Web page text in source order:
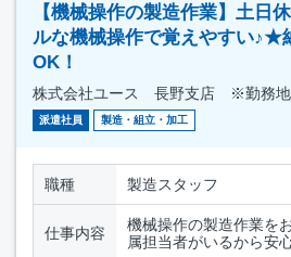
【機械操作の製造作業】土日
ルな機械操作で覚えやすい♪★
OK！
株式会社ユース 長野支店 ※勤務地
派遣社員 製造・組立・加工
職種 製造スタッフ
仕事内容
機械操作の製造作業
属担当者がいるから安